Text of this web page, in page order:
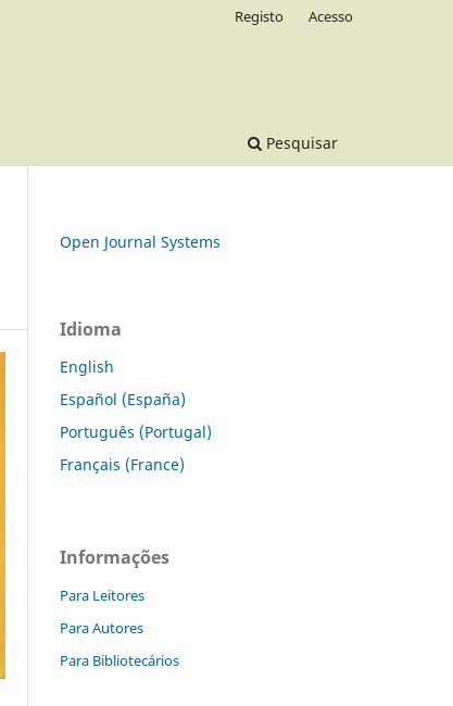
Pesquisar
Registo Acesso
Open Journal Systems
Idioma
English
Español (España)
Português (Portugal)
Français (France)
Informações
Para Leitores
Para Autores
Para Bibliotecários